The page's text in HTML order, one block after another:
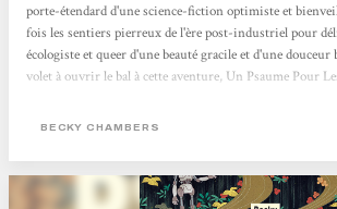
porte-étendard d'une science-fiction optimiste et
fois les sentiers pierreux de l'ère post-industriel pour
écologiste et queer d'une beauté gracile et d'une
volet à ouvrir le bal à cette aventure, Un Psaume Pour
n'a jamais été aussi bien représenté que sous la plume de
BECKY CHAMBERS